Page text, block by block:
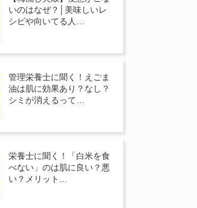
いのはなぜ？│美味しいレ
シピや向いてる人…
管理栄養士に聞く！えごま
油は肌に効果あり？なし？
シミが消えるって…
栄養士に聞く！「白米を食
べない」のは肌に良い？悪
い？メリット…